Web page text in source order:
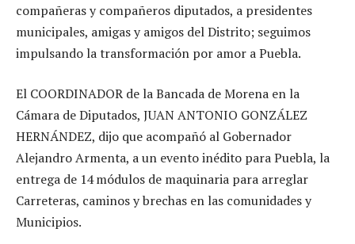
compañeras y compañeros diputados, a presidentes
municipales, amigas y amigos del Distrito; seguimos
impulsando la transformación por amor a Puebla.
El COORDINADOR de la Bancada de Morena en la
Cámara de Diputados, JUAN ANTONIO GONZÁLEZ
HERNÁNDEZ, dijo que acompañó al Gobernador
Alejandro Armenta, a un evento inédito para Puebla, la
entrega de 14 módulos de maquinaria para arreglar
Carreteras, caminos y brechas en las comunidades y
Municipios.